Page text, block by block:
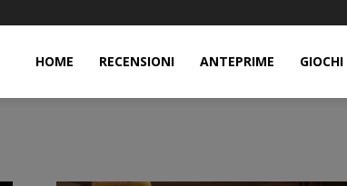
HOME RECENSIONI ANTEPRIME GIOCHI